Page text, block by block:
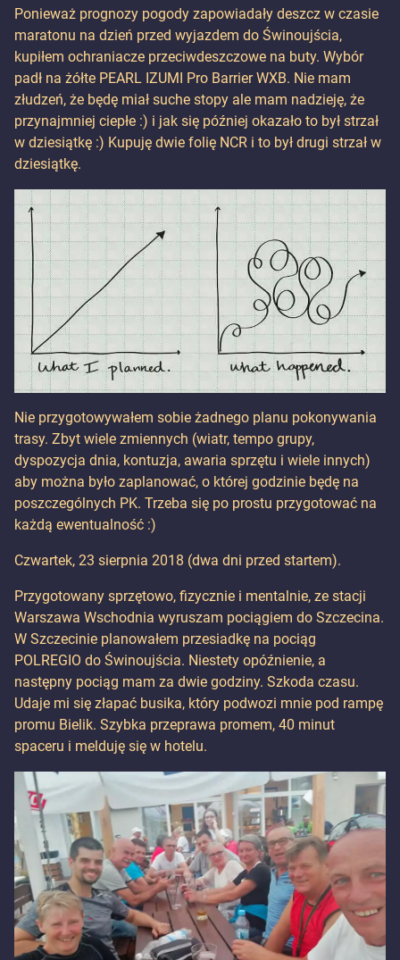
Ponieważ prognozy pogody zapowiadały deszcz w czasie
maratonu na dzień przed wyjazdem do Świnoujścia,
kupiłem ochraniacze przeciwdeszczowe na buty. Wybór
padł na żółte PEARL IZUMI Pro Barrier WXB. Nie mam
złudzeń, że będę miał suche stopy ale mam nadzieję, że
przynajmniej ciepłe :) i jak się później okazało to był strzał
w dziesiątkę :) Kupuję dwie folię NCR i to był drugi strzał w
dziesiątkę.
Nie przygotowywałem sobie żadnego planu pokonywania
trasy. Zbyt wiele zmiennych (wiatr, tempo grupy,
dyspozycja dnia, kontuzja, awaria sprzętu i wiele innych)
aby można było zaplanować, o której godzinie będę na
poszczególnych PK. Trzeba się po prostu przygotować na
każdą ewentualność :)
Czwartek, 23 sierpnia 2018 (dwa dni przed startem).
Przygotowany sprzętowo, fizycznie i mentalnie, ze stacji
Warszawa Wschodnia wyruszam pociągiem do Szczecina.
W Szczecinie planowałem przesiadkę na pociąg
POLREGIO do Świnoujścia. Niestety opóźnienie, a
następny pociąg mam za dwie godziny. Szkoda czasu.
Udaje mi się złapać busika, który podwozi mnie pod rampę
promu Bielik. Szybka przeprawa promem, 40 minut
spaceru i melduję się w hotelu.